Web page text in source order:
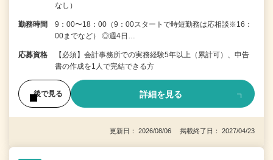
なし）
勤務時間
9：00〜18：00（9：00スタートで時短勤務は応相談※16：
00までなど） ◎週4日…
応募資格
【必須】会計事務所での実務経験5年以上（累計可）、申告
書の作成を1人で完結できる方
後で見る 詳細を見る
更新日： 2026/08/06 掲載終了日： 2027/04/23